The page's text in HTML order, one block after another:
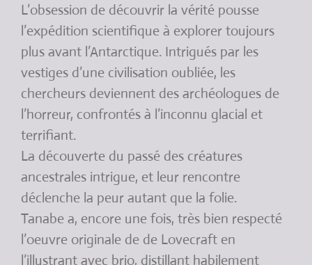
L’obsession de découvrir la vérité pousse
l’expédition scientifique à explorer toujours
plus avant l’Antarctique. Intrigués par les
vestiges d’une civilisation oubliée, les
chercheurs deviennent des archéologues de
l’horreur, confrontés à l’inconnu glacial et
terrifiant.
La découverte du passé des créatures
ancestrales intrigue, et leur rencontre
déclenche la peur autant que la folie.
Tanabe a, encore une fois, très bien respecté
l’oeuvre originale de de Lovecraft en
l’illustrant avec brio, distillant habilement